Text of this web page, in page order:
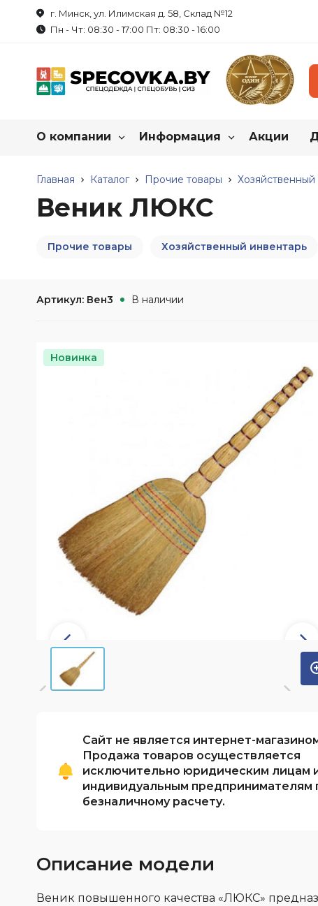
г. Минск, ул. Илимская д. 58, Склад №12
Пн - Чт: 08:30 - 17:00 Пт: 08:30 - 16:00
Каталог нашей
Летняя спецодежда
Трикотаж
Влагозащитная одежда
Одноразовая спецодежда
Летняя обувь
О компании
О нас
Реквизиты
Сотрудничество
Отзывы
Наше производство
Видео о компании
Благотворительность
Информация
Как купить спецодежду?
Пошив на заказ
Таблица размеров
Основные ТР ТС, ГОСТ и ТУ
Климатические пояса
Партнёрские предложения
Кредит | Партнёрские
программы
Возврат и обмен
Политика
конфеденциальности
Акции
Главная Каталог Прочие товары Хозяйственный
Веник ЛЮКС
Прочие товары Хозяйственный инвентарь
Артикул: Вен3 В наличии
Новинка
Сайт не является интернет-
Продажа товаров осуществляется
исключительно юридическим лицам
индивидуальным предпринимателям
безналичному расчету.
Описание модели
Веник повышенного качества «ЛЮКС»